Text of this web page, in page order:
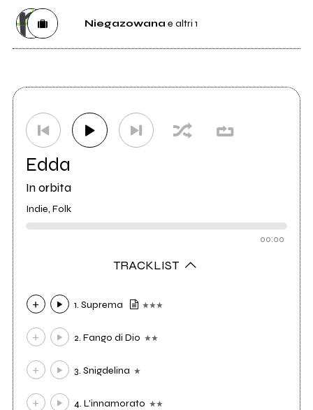
Niegazowana e altri 1
Edda
In orbita
Indie, Folk
00:00
TRACKLIST
1. Suprema
2. Fango di Dio
3. Snigdelina
4. L'innamorato